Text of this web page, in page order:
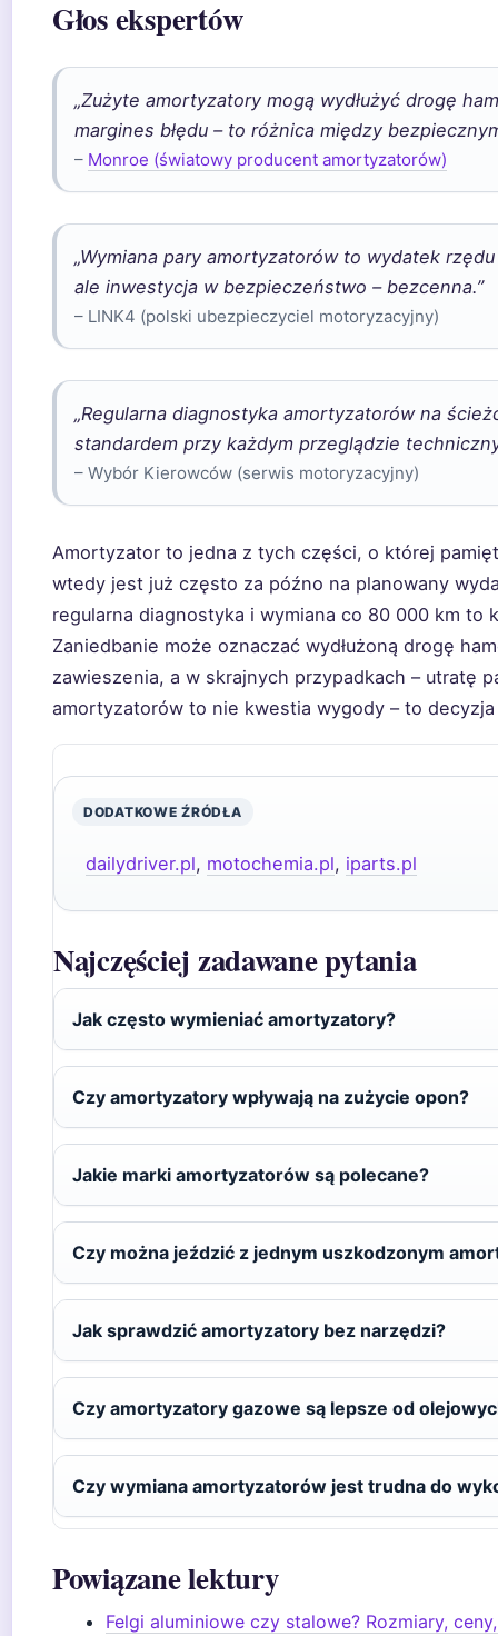
Głos ekspertów
„Zużyte amortyzatory mogą wydłużyć drogę
margines błędu – to różnica między
– Monroe (światowy producent amortyzatorów)
„Wymiana pary amortyzatorów to wydatek
ale inwestycja w bezpieczeństwo – bezcenna.”
– LINK4 (polski ubezpieczyciel motoryzacyjny)
„Regularna diagnostyka amortyzatorów na
standardem przy każdym przeglądzie
– Wybór Kierowców (serwis motoryzacyjny)
Amortyzator to jedna z tych części, o której
wtedy jest już często za późno na planowany
regularna diagnostyka i wymiana co 80 000 km to
Zaniedbanie może oznaczać wydłużoną drogę
zawieszenia, a w skrajnych przypadkach – utratę
amortyzatorów to nie kwestia wygody – to
DODATKOWE ŹRÓDŁA
dailydriver.pl, motochemia.pl, iparts.pl
Najczęściej zadawane pytania
Jak często wymieniać amortyzatory?
Czy amortyzatory wpływają na zużycie opon?
Jakie marki amortyzatorów są polecane?
Czy można jeździć z jednym uszkodzonym
Jak sprawdzić amortyzatory bez narzędzi?
Czy amortyzatory gazowe są lepsze od
Czy wymiana amortyzatorów jest trudna do
Powiązane lektury
Felgi aluminiowe czy stalowe? Rozmiary,